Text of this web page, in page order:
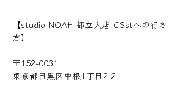
【studio NOAH 都立大店 CSstへの行き
方】
〒152-0031
東京都目黒区中根1丁目2-2